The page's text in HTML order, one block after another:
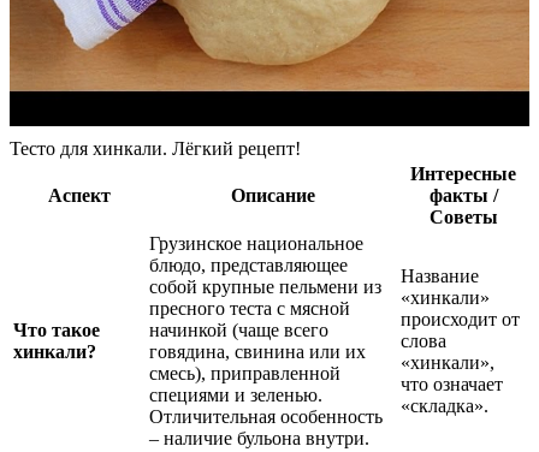
Тесто для хинкали. Лёгкий рецепт!
Аспект Описание
Интересные
факты /
Советы
Что такое
хинкали?
Грузинское национальное
блюдо, представляющее
собой крупные пельмени из
пресного теста с мясной
начинкой (чаще всего
говядина, свинина или их
смесь), приправленной
специями и зеленью.
Отличительная особенность
– наличие бульона внутри.
Название
«хинкали»
происходит от
слова
«хинкали»,
что означает
«складка».